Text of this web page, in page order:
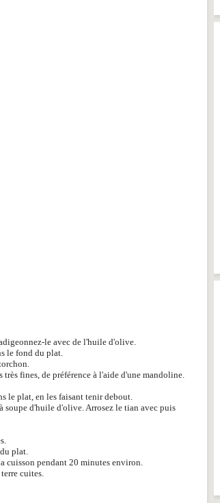
le avec de l'huile d'olive.
le fond du plat.
fines, de préférence à l'aide d'une mandoline.
le plat, en les faisant tenir debout.
soupe d'huile d'olive. Arrosez le tian avec puis
plat.
cuisson pendant 20 minutes environ.
cuites.